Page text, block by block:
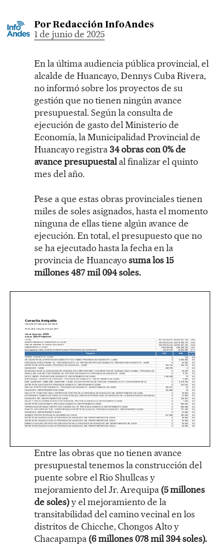
Por Redacción InfoAndes
1 de junio de 2025
En la última audiencia pública provincial, el
alcalde de Huancayo, Dennys Cuba Rivera,
no informó sobre los proyectos de su
gestión que no tienen ningún avance
presupuestal. Según la consulta de
ejecución de gasto del Ministerio de
Economía, la Municipalidad Provincial de
Huancayo registra 34 obras con 0% de
avance presupuestalal finalizar el quinto
mes del año.
Pese a que estas obras provinciales tienen
miles de soles asignados, hasta el momento
ninguna de ellas tiene algún avance de
ejecución. En total, el presupuesto que no
se ha ejecutado hasta la fecha en la
provincia de Huancayosuma los 15
millones 487 mil 094 soles.
Entre las obras que no tienen avance
presupuestal tenemos la construcción del
puente sobre el Rio Shullcas y
mejoramiento del Jr. Arequipa (5 millones
de soles)y el mejoramiento de la
transitabilidad del camino vecinal en los
distritos de Chicche, Chongos Alto y
Chacapampa (6 millones 078 mil 394 soles).